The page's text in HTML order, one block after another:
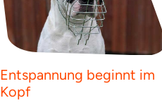
Entspannung beginnt im
Kopf